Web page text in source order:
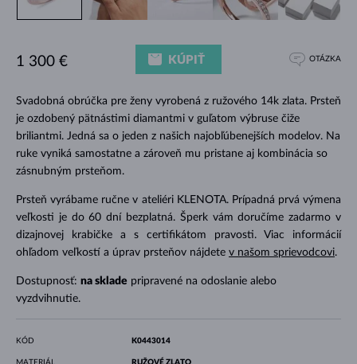
Svadobná obrúčka pre ženy vyrobená z ružového 14k zlata. Prsteň
je ozdobený pätnástimi diamantmi v guľatom výbruse čiže
briliantmi. Jedná sa o jeden z našich najobľúbenejších modelov. Na
ruke vyniká samostatne a zároveň mu pristane aj kombinácia so
zásnubným prsteňom.
Prsteň vyrábame ručne v ateliéri KLENOTA. Prípadná prvá výmena
veľkosti je do 60 dní bezplatná. Šperk vám doručíme zadarmo v
dizajnovej krabičke a s certifikátom pravosti. Viac informácií
ohľadom veľkostí a úprav prsteňov nájdete v našom sprievodcovi.
Dostupnosť: na sklade pripravené na odoslanie alebo
vyzdvihnutie.
1 300 € KÚPIŤ OTÁZKA
KÓD K0443014
MATERIÁL
RUŽOVÉ ZLATO